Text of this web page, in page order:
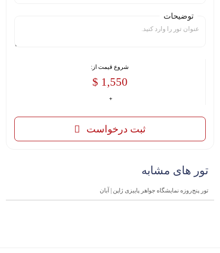
توضیحات
شروع قیمت از:
1,550 $
ثبت درخواست
تور های مشابه
تور پنج‌روزه نمایشگاه جواهر پاییزی ژاپن | آبان